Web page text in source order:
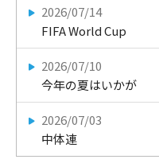
2026/07/14
FIFA World Cup
2026/07/10
今年の夏はいかが
2026/07/03
中体連